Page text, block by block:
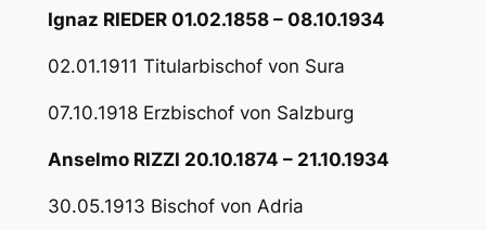
Ignaz RIEDER 01.02.1858 – 08.10.1934
02.01.1911 Titularbischof von Sura
07.10.1918 Erzbischof von Salzburg
Anselmo RIZZI 20.10.1874 – 21.10.1934
30.05.1913 Bischof von Adria